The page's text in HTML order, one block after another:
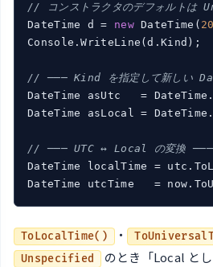
// コンストラクタのデフォルトは
DateTime d = new DateTime(
// ─── Kind を指定して新しい
DateTime asUtc   =
DateTime asLocal =
// ─── UTC ↔ Local の変換
DateTime localTime =
DateTime utcTime   =
ToLocalTime() ・
Unspecified
のとき「Local と